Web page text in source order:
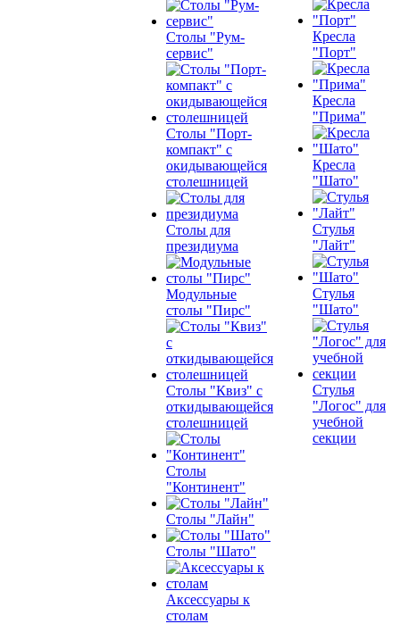
Столы "Рум-
сервис"
Столы "Порт-
компакт" с
окидывающейся
столешницей
Столы для
президиума
Модульные
столы "Пирс"
Столы "Квиз" с
откидывающейся
столешницей
Столы
"Континент"
Столы "Лайн"
Столы "Шато"
Аксессуары к
столам
Кресла
"Порт"
Кресла
"Прима"
Кресла
"Шато"
Стулья
"Лайт"
Стулья
"Шато"
Стулья
"Логос" для
учебной
секции